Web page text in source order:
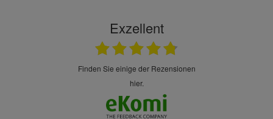
Exzellent
finden Sie einige der Rezensionen
hier.